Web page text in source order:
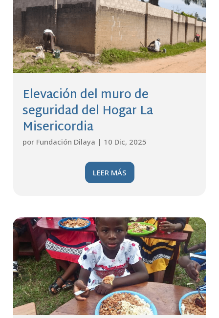
Elevación del muro de
seguridad del Hogar La
Misericordia
por Fundación Dilaya | 10 Dic, 2025
LEER MÁS